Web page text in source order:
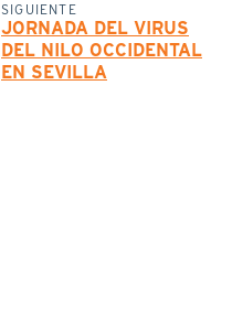
SIGUIENTE
JORNADA DEL VIRUS
DEL NILO OCCIDENTAL
EN SEVILLA